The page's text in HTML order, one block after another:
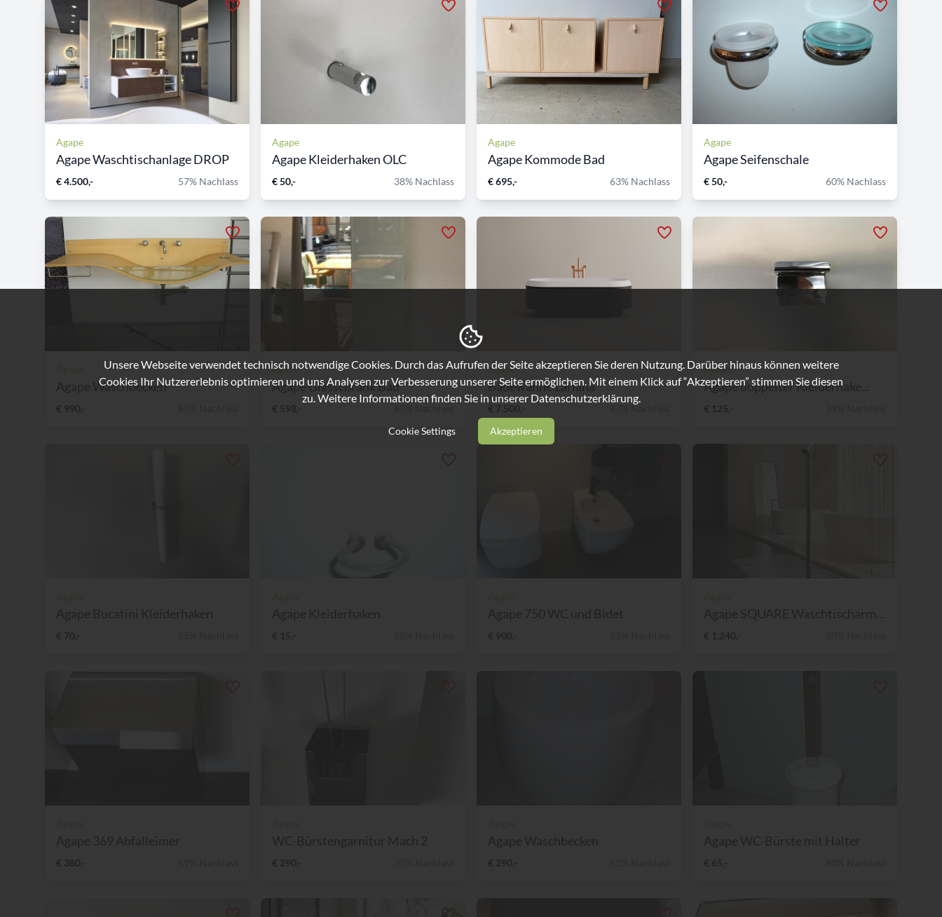
Agape
Agape Waschtischanlage DROP
€ 4.500,- 57% Nachlass
Agape
Agape Kleiderhaken OLC
€ 50,- 38% Nachlass
Agape
Agape Kommode Bad
€ 695,- 63% Nachlass
Agape
Agape Seifenschale
€ 50,- 60% Nachlass
Agape Waschbecken
€ 990,-
Agape
Agape Glasschrank Bad
€ 598,-
Agape
Badewanne Lariana
€ 7.500,- 43% Nachlass
Agape
Agape doppelter Kleiderhake...
€ 125,-
Unsere Webseite verwendet technisch notwendige Cookies. Durch das Aufrufen der Seite akzeptieren Sie deren Nutzung. Darüber hinaus können weitere
Cookies Ihr Nutzererlebnis optimieren und uns Analysen zur Verbesserung unserer Seite ermöglichen. Mit einem Klick auf “Akzeptieren” stimmen Sie diesen
zu. Weitere Informationen finden Sie in unserer Datenschutzerklärung.
Cookie Settings Akzeptieren